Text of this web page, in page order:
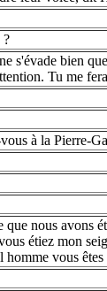
?
s'évade bien
Tu me
à la Pierre-
nous avons
étiez mon
homme vous êtes